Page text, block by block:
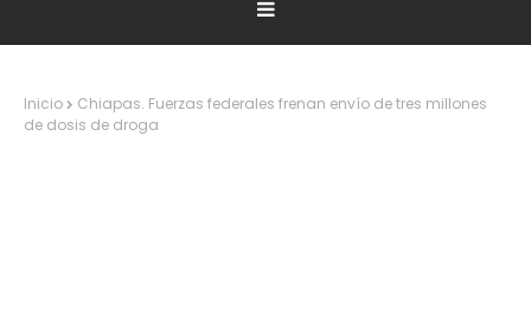
Inicio
Chiapas. Fuerzas federales frenan envío de tres millones
de dosis de droga